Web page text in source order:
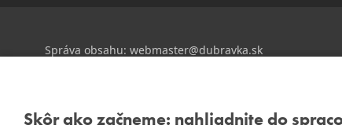
Skôr ako začneme: nahliadnite do
Správa obsahu: webmaster@dubravka.sk